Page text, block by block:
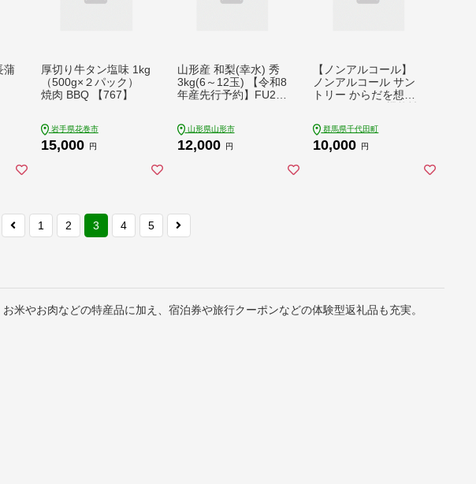
蒲
厚切り牛タン塩味 1kg
（500g×２パック）
焼肉 BBQ 【767】
岩手県花巻市
15,000 円
山形産 和梨(幸水) 秀
3kg(6～12玉) 【令和8
年産先行予約】FU22-
山形県山形市
12,000 円
【ノンアルコール】
ノンアルコール サン
トリー からだを想う
本 ※沖縄・離島地域
へのお届け不可 ch01
群馬県千代田町
10,000 円
1 2 3 4 5
米やお肉などの特産品に加え、宿泊券や旅行クーポンなどの体験型返礼品も充実。